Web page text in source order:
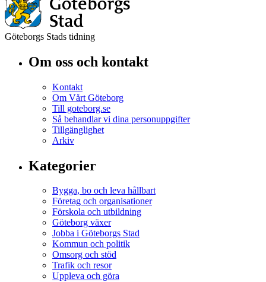
Göteborgs Stads tidning
Om oss och kontakt
Kontakt
Om Vårt Göteborg
Till goteborg.se
Så behandlar vi dina personuppgifter
Tillgänglighet
Arkiv
Kategorier
Bygga, bo och leva hållbart
Företag och organisationer
Förskola och utbildning
Göteborg växer
Jobba i Göteborgs Stad
Kommun och politik
Omsorg och stöd
Trafik och resor
Uppleva och göra